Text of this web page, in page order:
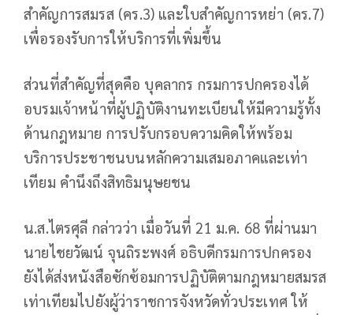
สำคัญการสมรส (คร.3) และใบสำคัญการหย่า (คร.7)
เพื่อรองรับการให้บริการที่เพิ่มขึ้น
ส่วนที่สำคัญที่สุดคือ บุคลากร กรมการปกครองได้
อบรมเจ้าหน้าที่ผู้ปฏิบัติงานทะเบียนให้มีความรู้ทั้ง
ด้านกฎหมาย การปรับกรอบความคิดให้พร้อม
บริการประชาชนบนหลักความเสมอภาคและเท่า
เทียม คำนึงถึงสิทธิมนุษยชน
น.ส.ไตรศุลี กล่าวว่า เมื่อวันที่ 21 ม.ค. 68 ที่ผ่านมา
นายไชยวัฒน์ จุนถิระพงศ์ อธิบดีกรมการปกครอง
ยังได้ส่งหนังสือซักซ้อมการปฏิบัติตามกฎหมายสมรส
เท่าเทียมไปยังผู้ว่าราชการจังหวัดทั่วประเทศ ให้